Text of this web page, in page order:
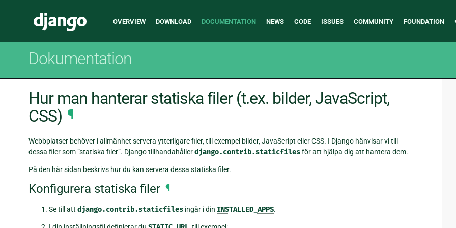
Django
Main
OVERVIEW DOWNLOAD DOCUMENTATION NEWS CODE ISSUES COMMUNITY FOUNDATION
Dokumentation
Hur man hanterar statiska filer (t.ex. bilder, JavaScript,
CSS) ¶
Webbplatser behöver i allmänhet servera ytterligare filer, till exempel bilder, JavaScript eller CSS. I Django hänvisar vi till
dessa filer som ”statiska filer”. Django tillhandahållerdjango.contrib.staticfilesför att hjälpa dig att hantera dem.
På den här sidan beskrivs hur du kan servera dessa statiska filer.
Konfigurera statiska filer ¶
Se till att django.contrib.staticfiles ingår i din INSTALLED_APPS.